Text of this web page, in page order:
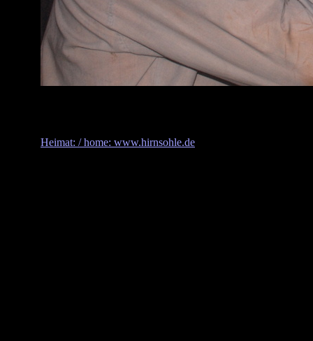
Heimat: / home: www.hirnsohle.de